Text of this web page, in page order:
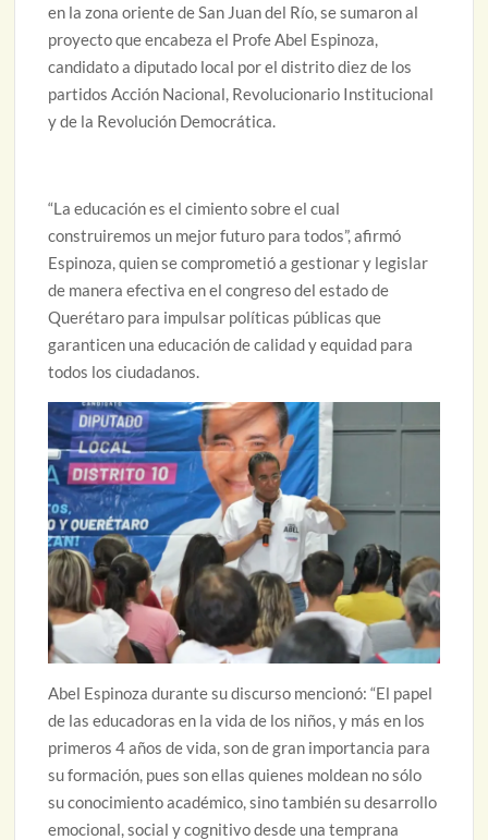
en la zona oriente de San Juan del Río, se sumaron al
proyecto que encabeza el Profe Abel Espinoza,
candidato a diputado local por el distrito diez de los
partidos Acción Nacional, Revolucionario Institucional
y de la Revolución Democrática.
“La educación es el cimiento sobre el cual
construiremos un mejor futuro para todos”, afirmó
Espinoza, quien se comprometió a gestionar y legislar
de manera efectiva en el congreso del estado de
Querétaro para impulsar políticas públicas que
garanticen una educación de calidad y equidad para
todos los ciudadanos.
Abel Espinoza durante su discurso mencionó: “El papel
de las educadoras en la vida de los niños, y más en los
primeros 4 años de vida, son de gran importancia para
su formación, pues son ellas quienes moldean no sólo
su conocimiento académico, sino también su desarrollo
emocional, social y cognitivo desde una temprana